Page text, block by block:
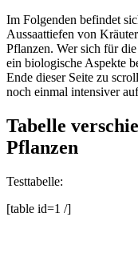
Im Folgenden befindet
Aussaattiefen von
Pflanzen. Wer sich für
ein biologische Aspekte
Ende dieser Seite zu
noch einmal intensiver
Tabelle
Pflanzen
Testtabelle:
[table id=1 /]